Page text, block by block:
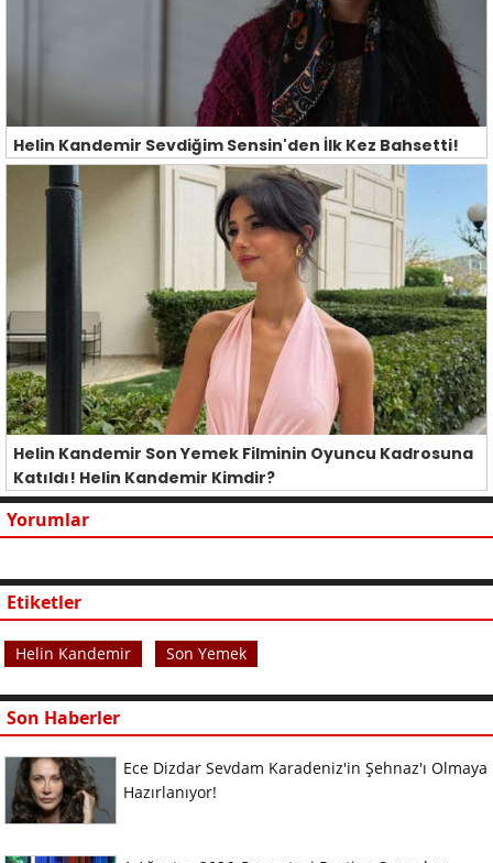
Helin Kandemir Sevdiğim Sensin'den İlk Kez Bahsetti!
Helin Kandemir Son Yemek Filminin Oyuncu Kadrosuna
Katıldı! Helin Kandemir Kimdir?
Yorumlar
Etiketler
Helin Kandemir Son Yemek
Son Haberler
Ece Dizdar Sevdam Karadeniz'in Şehnaz'ı Olmaya
Hazırlanıyor!